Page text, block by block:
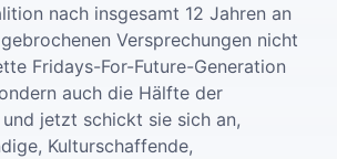
nach insgesamt 12 Jahren an
Versprechungen nicht
Fridays-For-Future-Generation
auch die Hälfte der
jetzt schickt sie sich an,
Kulturschaffende,